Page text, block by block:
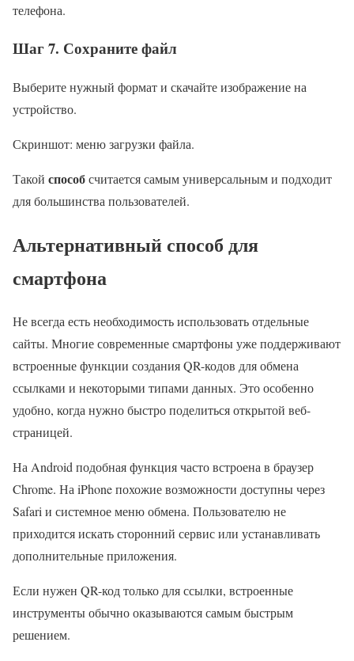
телефона.
Шаг 7. Сохраните файл
Выберите нужный формат и скачайте изображение на
устройство.
Скриншот: меню загрузки файла.
Такой способсчитается самым универсальным и подходит
для большинства пользователей.
Альтернативный способ для
смартфона
Не всегда есть необходимость использовать отдельные
сайты. Многие современные смартфоны уже поддерживают
встроенные функции создания QR-кодов для обмена
ссылками и некоторыми типами данных. Это особенно
удобно, когда нужно быстро поделиться открытой веб-
страницей.
На Android подобная функция часто встроена в браузер
Chrome. На iPhone похожие возможности доступны через
Safari и системное меню обмена. Пользователю не
приходится искать сторонний сервис или устанавливать
дополнительные приложения.
Если нужен QR-код только для ссылки, встроенные
инструменты обычно оказываются самым быстрым
решением.